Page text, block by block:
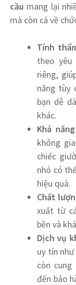
cầu mang lại
mà còn cả về
Tính
theo yêu
riêng,
năng tùy
bạn dễ
khác.
Khả
không
chiếc
nhỏ có
hiệu quả.
Chất
xuất từ
bền và
Dịch vụ
uy tín
còn
đến bảo